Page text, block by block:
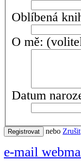
Oblíbená
O mě:
Datum
Registrovat nebo Zrušit
e-mail